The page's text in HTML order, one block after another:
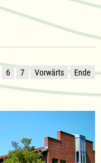
6 7 Vorwärts Ende